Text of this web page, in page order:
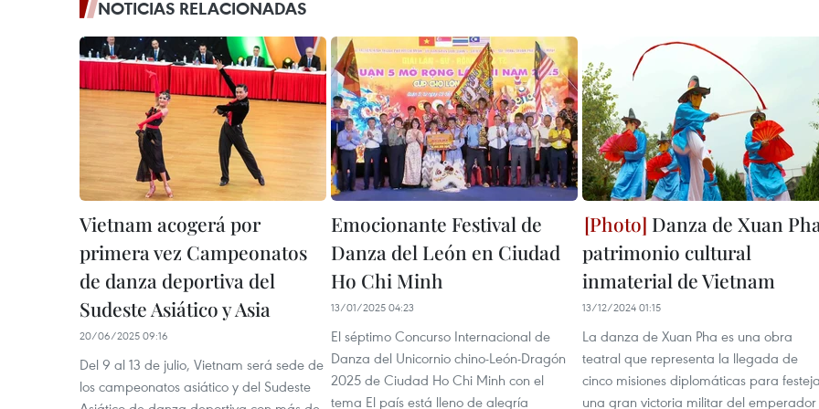
NOTICIAS RELACIONADAS
Vietnam acogerá por
primera vez Campeonatos
de danza deportiva del
Sudeste Asiático y Asia
20/06/2025 09:16
Del 9 al 13 de julio, Vietnam será sede de
los campeonatos asiático y del Sudeste
Emocionante Festival de
Danza del León en Ciudad
Ho Chi Minh
13/01/2025 04:23
El séptimo Concurso Internacional de
Danza del Unicornio chino-León-Dragón
2025 de Ciudad Ho Chi Minh con el
tema El país está lleno de alegría
Danza de Xuan
patrimonio cultural
inmaterial de Vietnam
13/12/2024 01:15
La danza de Xuan Pha es una obra
teatral que representa la llegada de
cinco misiones diplomáticas para
una gran victoria militar del emperador